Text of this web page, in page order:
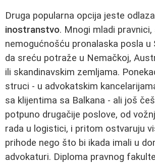
Druga popularna opcija jeste
inostranstvo. Mnogi mladi
nemogućnošću pronalaska posla u
da sreću potraže u Nemačkoj,
ili skandinavskim zemljama.
struci - u advokatskim
sa klijentima sa Balkana - ali još
potpuno drugačije poslove, od
rada u logistici, i pritom ostvaruju
prihode nego što bi ikada imali u
advokaturi. Diploma pravnog